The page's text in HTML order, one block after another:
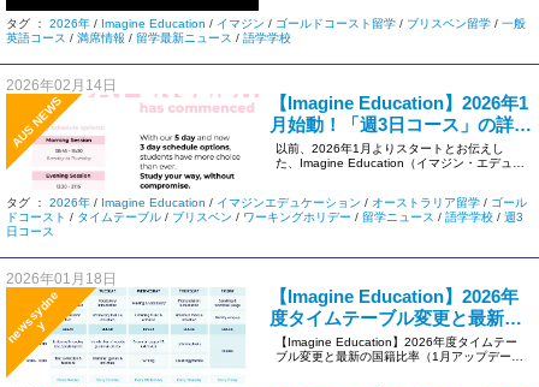
タグ ： 2026年 / Imagine Education / イマジン / ゴールドコースト留学 / ブリスベン留学 / 一般
英語コース / 満席情報 / 留学最新ニュース / 語学学校
2026年02月14日
AUS NEWS
【Imagine Education】2026年1
月始動！「週3日コース」の詳細
アップデートと最新アクティビ
ティ情報
以前、2026年1月よりスタートとお伝えし
た、Imagine Education（イマジン・エデュケ
タグ ： 2026年 / Imagine Education / イマジンエデュケーション / オーストラリア留学 / ゴール
ドコースト / タイムテーブル / ブリスベン / ワーキングホリデー / 留学ニュース / 語学学校 / 週3
日コース
2026年01月18日
n
e
w
s
s
y
d
n
e
y
【Imagine Education】2026年
度タイムテーブル変更と最新の
国籍比率（1月アップデート）
【Imagine Education】2026年度タイムテー
ブル変更と最新の国籍比率（1月アップデー